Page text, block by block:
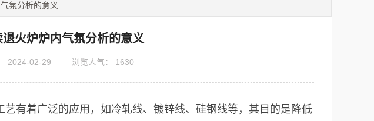
氛分析的意义
退火炉炉内气氛分析的意义
2024-02-29 浏览人气： 1630
有着广泛的应用，如冷轧线、镀锌线、硅钢线等，其目的是降低